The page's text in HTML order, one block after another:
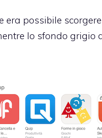
era possibile
lo sfondo